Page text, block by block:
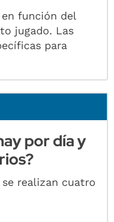
función del
jugado. Las
para
por día y
realizan cuatro